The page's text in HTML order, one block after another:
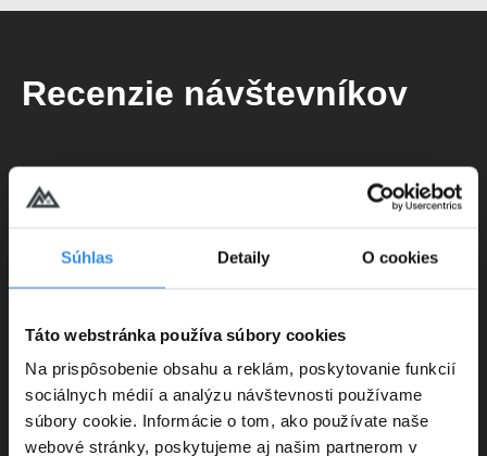
Súhlas Detaily O cookies
Táto webstránka používa súbory cookies
Na prispôsobenie obsahu a reklám, poskytovanie funkcií
sociálnych médií a analýzu návštevnosti používame
súbory cookie. Informácie o tom, ako používate naše
webové stránky, poskytujeme aj našim partnerom v
Recenzie návštevníkov